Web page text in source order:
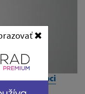
2. 2020 v obci